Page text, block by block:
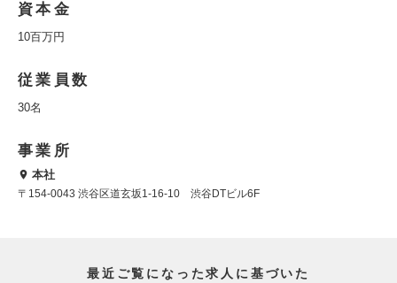
資本金
10百万円
従業員数
30名
事業所
本社
〒154-0043 渋谷区道玄坂1-16-10 渋谷DTビル6F
最近ご覧になった求人に基づいた